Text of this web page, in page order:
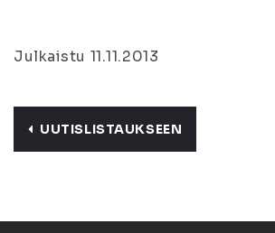
Julkaistu 11.11.2013
UUTISLISTAUKSEEN